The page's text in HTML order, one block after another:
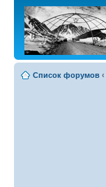
Список форумов ‹